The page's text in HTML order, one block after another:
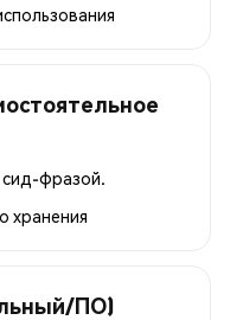
сид-фразой.
хранения
ПО)